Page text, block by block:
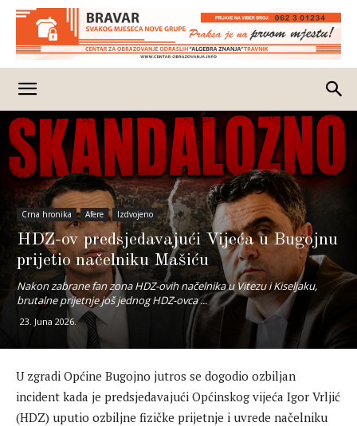
Crna hronika Afere Izdvojeno
HDZ-ov predsjedavajući Vijeća u Bugojnu
prijetio načelniku Mašiću
Nakon zabrane fan zona HDZ-ovih načelnika u Vitezu i Kiseljaku,
brutalne prijetnje još jednog HDZ-ovca ...
23. Juna 2026.
U zgradi Općine Bugojno jutros se dogodio ozbiljan
incident kada je predsjedavajući Općinskog vijeća Igor Vrljić
(HDZ) uputio ozbiljne fizičke prijetnje i uvrede načelniku